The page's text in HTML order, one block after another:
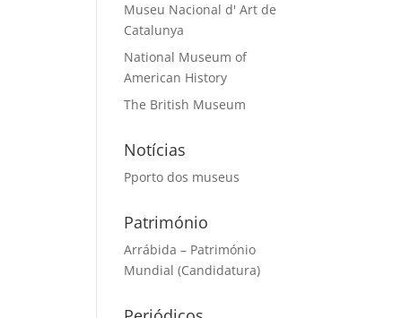
Museu Nacional d' Art de
Catalunya
National Museum of
American History
The British Museum
Notícias
Pporto dos museus
Património
Arrábida – Património
Mundial (Candidatura)